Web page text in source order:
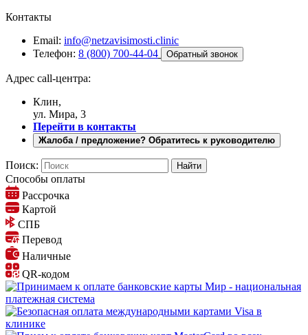
Контакты
Email: info@netzavisimosti.clinic
Телефон: 8 (800) 700-44-04 Обратный звонок
Адрес call-центра:
Клин,
ул. Мира, 3
Перейти в контакты
Жалоба / предложение? Обратитесь к руководителю
Поиск:
Способы оплаты
Рассрочка
Картой
СПБ
Перевод
Наличные
QR-кодом